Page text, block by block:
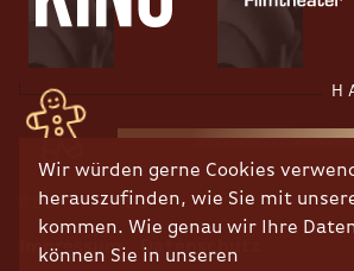
Wir würden gerne Cookies
herauszufinden, wie Sie mit
kommen. Wie genau wir Ihre
können Sie in unseren
RECHTLICHES
Impressum Datenschutz